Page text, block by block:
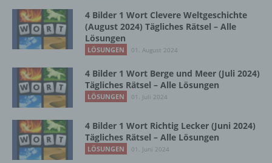
4 Bilder 1 Wort Clevere Weltgeschichte
(August 2024) Tägliches Rätsel – Alle
Lösungen
LÖSUNGEN 01. August 2024
4 Bilder 1 Wort Berge und Meer (Juli 2024)
Tägliches Rätsel – Alle Lösungen
LÖSUNGEN 01. Juli 2024
4 Bilder 1 Wort Richtig Lecker (Juni 2024)
Tägliches Rätsel – Alle Lösungen
LÖSUNGEN 01. Juni 2024
Verantwortlicher oder für die Verarbeitung
Verantwortlicher ist die natürliche oder
juristische Person, Behörde, Einrichtung
gemeinsam mit anderen über die Zwecke
und Mittel der Verarbeitung von
personenbezogenen Daten entscheidet.
Sind die Zwecke und Mittel dieser
Verarbeitung durch das Unionsrecht oder
das Recht der Mitgliedstaaten vorgegeben,
so kann der Verantwortliche
beziehungsweise können die bestimmten